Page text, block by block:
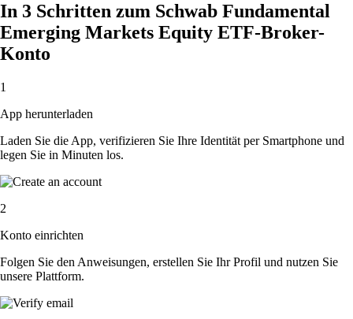
In 3 Schritten zum Schwab Fundamental
Emerging Markets Equity ETF-Broker-
Konto
1
App herunterladen
Laden Sie die App, verifizieren Sie Ihre Identität per Smartphone und
legen Sie in Minuten los.
2
Konto einrichten
Folgen Sie den Anweisungen, erstellen Sie Ihr Profil und nutzen Sie
unsere Plattform.